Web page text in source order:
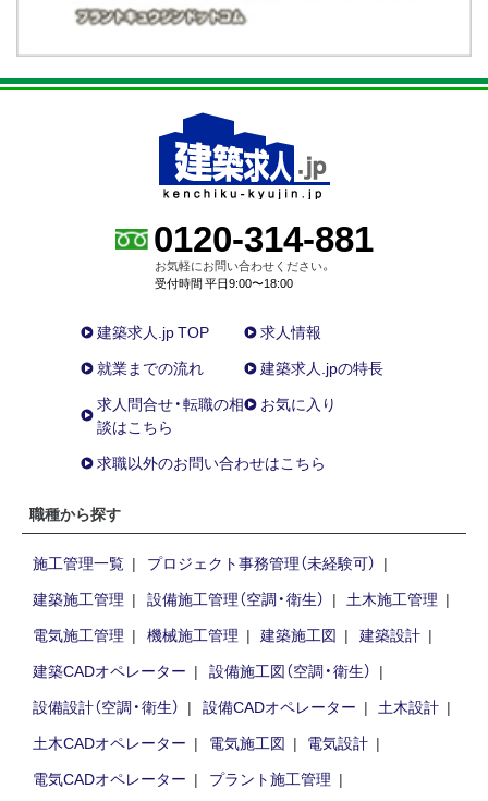
0120-314-881
お気軽にお問い合わせください。
受付時間 平日9:00〜18:00
建築求人.jp TOP
求人情報
就業までの流れ
建築求人.jpの特長
求人問合せ・転職の相
談はこちら
お気に入り
求職以外のお問い合わせはこちら
職種から探す
施工管理一覧
プロジェクト事務管理（未経験可）
建築施工管理
設備施工管理（空調・衛生）
土木施工管理
電気施工管理
機械施工管理 建築施工図
建築設計
建築CADオペレーター
設備施工図（空調・衛生）
設備設計（空調・衛生）
設備CADオペレーター
土木設計
土木CADオペレーター
電気施工図
電気設計
電気CADオペレーター
プラント施工管理